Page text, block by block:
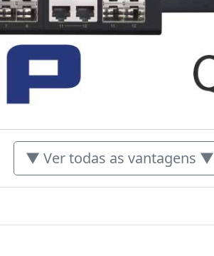
▼ Ver todas as vantagens ▼